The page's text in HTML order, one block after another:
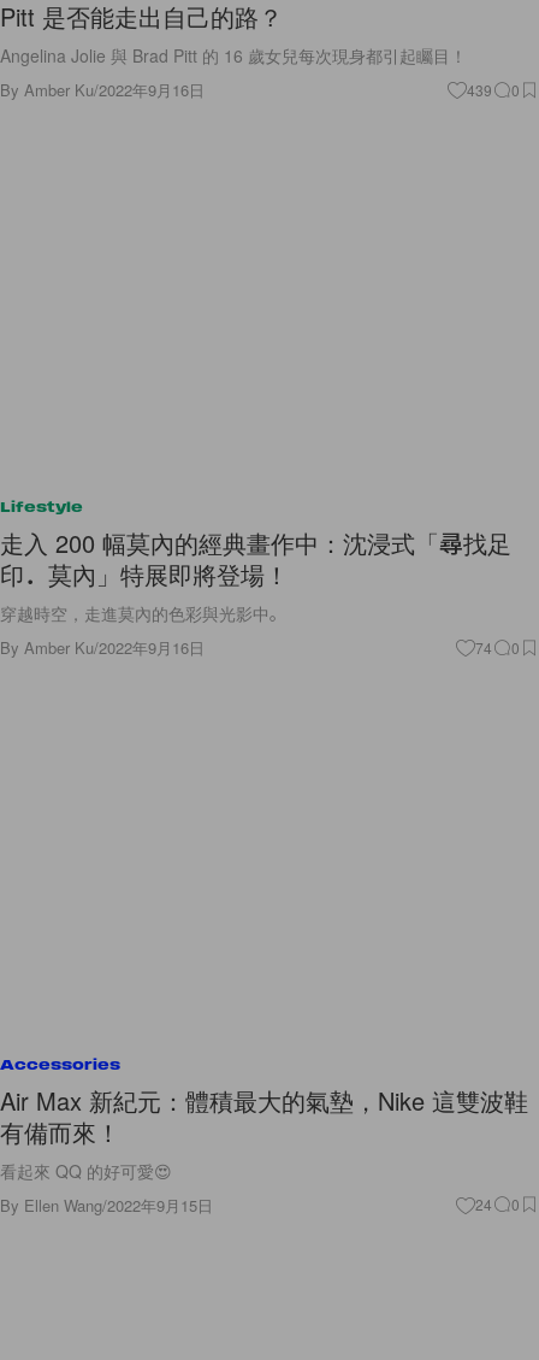
Pitt 是否能走出自己的路？
Angelina Jolie 與 Brad Pitt 的 16 歲女兒每次現身都引起矚目！
By Amber Ku/2022年9月16日 439 0
Lifestyle
走入 200 幅莫內的經典畫作中：沈浸式「尋找足
印．莫內」特展即將登場！
穿越時空，走進莫內的色彩與光影中。
By Amber Ku/2022年9月16日 74 0
Accessories
Air Max 新紀元：體積最大的氣墊，Nike 這雙波鞋
有備而來！
看起來 QQ 的好可愛😍
By Ellen Wang/2022年9月15日 24 0